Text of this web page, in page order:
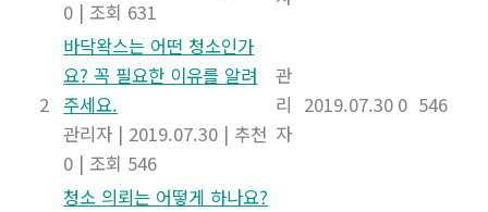
0 | 조회 631
2
바닥왁스는 어떤 청소인가
요? 꼭 필요한 이유를 알려
주세요.
관리자 | 2019.07.30 | 추천
0 | 조회 546
관
리
자
2019.07.30 0 546
청소 의뢰는 어떻게 하나요?